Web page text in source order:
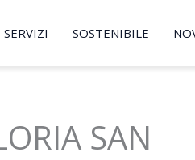
SERVIZI SOSTENIBILE
SAN